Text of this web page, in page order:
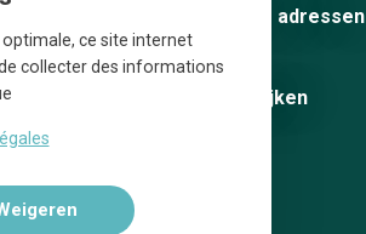
pour
De beste adressen
Blog
Winkelwijken
ce site internet
collecter des informations